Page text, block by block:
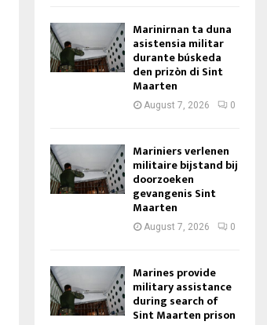
Marinirnan ta duna
asistensia militar
durante búskeda
den prizòn di Sint
Maarten
August 7, 2026 0
Mariniers verlenen
militaire bijstand bij
doorzoeken
gevangenis Sint
Maarten
August 7, 2026 0
Marines provide
military assistance
during search of
Sint Maarten prison